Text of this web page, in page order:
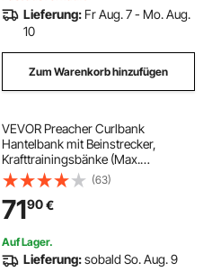
Lieferung: Fr Aug. 7 - Mo. Aug.
10
Zum Warenkorb hinzufügen
VEVOR Preacher Curlbank
Hantelbank mit Beinstrecker,
Krafttrainingsbänke (Max.
Belastung 200 kg) Heim-
Fitnessbank, Fitnessgerät, Sitzende
Arm-isolierte Langhantel-Station,
Trainingsbank
(63)
7190€
Auf Lager.
Lieferung:sobald So. Aug. 9